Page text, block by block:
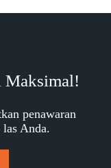
Maksimal!
penawaran
Anda.